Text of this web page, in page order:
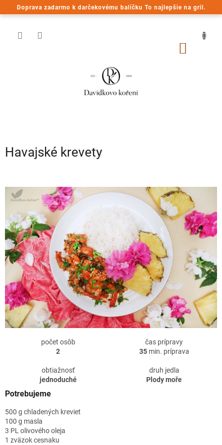
Doprava zadarmo k darčekovému balíčku To najlepšie na gril.
Prejsť
na
Havajské krevety
počet osôb
2
čas prípravy
35min. príprava
obtiažnosť
jednoduché
druh jedla
Plody moře
Potrebujeme
500 g chladených kreviet
100 g masla
3 PL olivového oleja
1 zväzok cesnaku